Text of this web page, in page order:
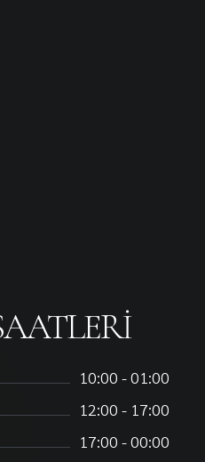
10:00 - 01:00
12:00 - 17:00
17:00 - 00:00